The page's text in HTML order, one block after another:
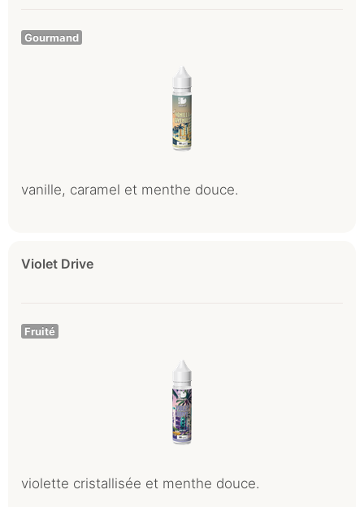
Gourmand
vanille, caramel et menthe douce.
Violet Drive
Fruité
violette cristallisée et menthe douce.